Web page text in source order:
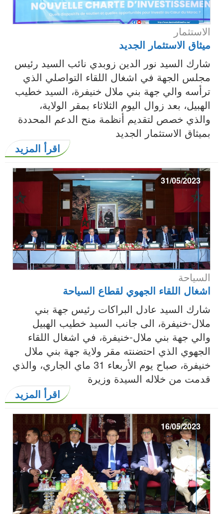
الاستثمار
ميثاق الاستثمار الجديد
شارك السيد نور الدين زوبدي نائب السيد رئيس
مجلس الجهة في اشغال اللقاء التواصلي الذي
ترأسه والي جهة بني ملال خنيفرة، السيد خطيب
الهبيل، بعد زوال اليوم الثلاثاء بمقر الولاية،
والذي خصص لتقديم أنظمة منح الدعم المحددة
بميثاق الاستثمار الجديد
اقرأ المزيد
31/05/2023
السياحة
اشغال اللقاء الجهوي لقطاع السياحة
شارك السيد عادل البراكات رئيس جهة بني
ملال-خنيفرة، الى جانب السيد خطيب الهبيل
والي جهة بني ملال-خنيفرة، في اشغال اللقاء
الجهوي الذي احتضنته مقر ولاية جهة بني ملال
خنيفرة، صباح يوم الأربعاء 31 ماي الجاري، والذي
قدمت من خلاله السيدة وزيرة
اقرأ المزيد
16/05/2023